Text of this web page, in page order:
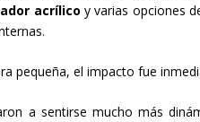
acrílico y varias opciones
pequeña, el impacto fue
a sentirse mucho más